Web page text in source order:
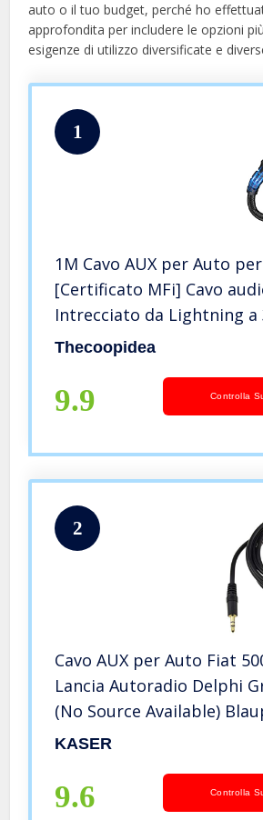
auto o il tuo budget, perché ho
approfondita per includere le opzioni
esigenze di utilizzo diversificate e
1
1M Cavo AUX per Auto
[Certificato MFi] Cavo
Intrecciato da Lightning a
Premium Compatibile con
per Autoradio,
Thecoopidea
9.9 Controlla
2
Cavo AUX per Auto Fiat
Lancia Autoradio Delphi
(No Source Available)
Continental Mini ISO Jack
KASER
9.6 Controlla